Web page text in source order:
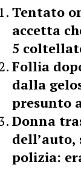
Tentato
accetta
5
Follia
dalla
presunto
Donna
dell’auto,
polizia: